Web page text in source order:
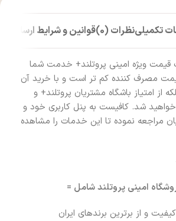
تکمیلینظرات (0) قوانین و شرایط ارسال
ویژه امینی پروتلند+ خدمت شما
قیمت مصرف کننده کم تر است و با خرید آن
از امتیاز باشگاه مشتریان پروتلند+ و
خواهید شد. کافیست به پنل کاربری خود و
مراجعه نموده تا این خدمات را مشاهده
امینی پروتلند شامل =
و از برترین برندهای ایران